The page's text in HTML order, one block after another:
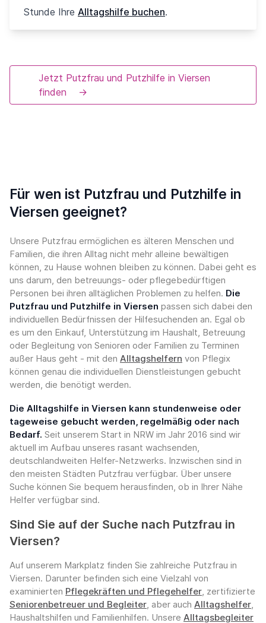
Stunde Ihre Alltagshilfe buchen.
Jetzt Putzfrau und Putzhilfe in Viersen
finden
→
Für wen ist Putzfrau und Putzhilfe in
Viersen geeignet?
Unsere Putzfrau ermöglichen es älteren Menschen und
Familien, die ihren Alltag nicht mehr alleine bewältigen
können, zu Hause wohnen bleiben zu können. Dabei geht es
uns darum, den betreuungs- oder pflegebedürftigen
Personen bei ihren alltäglichen Problemen zu helfen. Die
Putzfrau und Putzhilfe in Viersen passen sich dabei den
individuellen Bedürfnissen der Hilfesuchenden an. Egal ob
es um den Einkauf, Unterstützung im Haushalt, Betreuung
oder Begleitung von Senioren oder Familien zu Terminen
außer Haus geht - mit den Alltagshelfern von Pflegix
können genau die individuellen Dienstleistungen gebucht
werden, die benötigt werden.
Die Alltagshilfe in Viersen kann stundenweise oder
tageweise gebucht werden, regelmäßig oder nach
Bedarf. Seit unserem Start in NRW im Jahr 2016 sind wir
aktuell im Aufbau unseres rasant wachsenden,
deutschlandweiten Helfer-Netzwerks. Inzwischen sind in
den meisten Städten Putzfrau verfügbar. Über unsere
Suche können Sie bequem herausfinden, ob in Ihrer Nähe
Helfer verfügbar sind.
Sind Sie auf der Suche nach Putzfrau in
Viersen?
Auf unserem Markplatz finden Sie zahlreiche Putzfrau in
Viersen. Darunter befinden sich eine Vielzahl von
examinierten Pflegekräften und Pflegehelfer, zertifizierte
Seniorenbetreuer und Begleiter, aber auch Alltagshelfer,
Haushaltshilfen und Familienhilfen. Unsere Alltagsbegleiter